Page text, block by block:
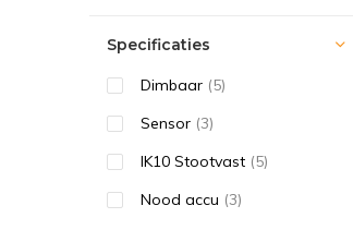
Specificaties
Dimbaar (5)
Sensor (3)
IK10 Stootvast (5)
Nood accu (3)